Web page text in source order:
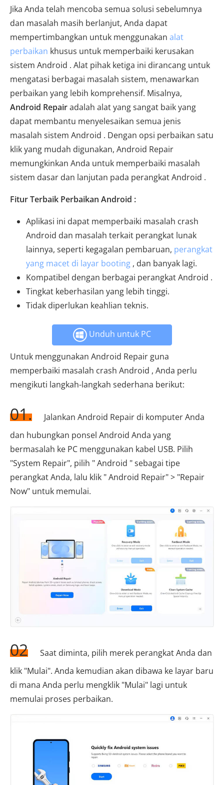
Jika Anda telah mencoba semua solusi sebelumnya
dan masalah masih berlanjut, Anda dapat
mempertimbangkan untuk menggunakan alat
perbaikan khusus untuk memperbaiki kerusakan
sistem Android . Alat pihak ketiga ini dirancang untuk
mengatasi berbagai masalah sistem, menawarkan
perbaikan yang lebih komprehensif. Misalnya,
Android Repairadalah alat yang sangat baik yang
dapat membantu menyelesaikan semua jenis
masalah sistem Android . Dengan opsi perbaikan satu
klik yang mudah digunakan, Android Repair
memungkinkan Anda untuk memperbaiki masalah
sistem dasar dan lanjutan pada perangkat Android .
Fitur Terbaik Perbaikan Android :
Aplikasi ini dapat memperbaiki masalah crash
Android dan masalah terkait perangkat lunak
lainnya, seperti kegagalan pembaruan, perangkat
yang macet di layar booting , dan banyak lagi.
Kompatibel dengan berbagai perangkat Android .
Tingkat keberhasilan yang lebih tinggi.
Tidak diperlukan keahlian teknis.
Unduh untuk PC
Untuk menggunakan Android Repair guna
memperbaiki masalah crash Android , Anda perlu
mengikuti langkah-langkah sederhana berikut:
01.
Jalankan Android Repair di komputer Anda
dan hubungkan ponsel Android Anda yang
bermasalah ke PC menggunakan kabel USB. Pilih
"System Repair", pilih " Android " sebagai tipe
perangkat Anda, lalu klik " Android Repair" > "Repair
Now" untuk memulai.
02
Saat diminta, pilih merek perangkat Anda dan
klik "Mulai". Anda kemudian akan dibawa ke layar baru
di mana Anda perlu mengklik "Mulai" lagi untuk
memulai proses perbaikan.